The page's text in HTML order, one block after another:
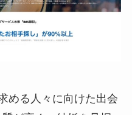
める人々に向けた出会